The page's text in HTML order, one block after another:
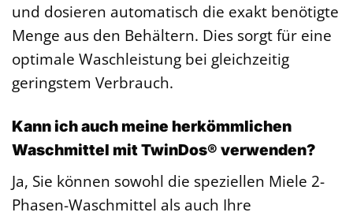
und dosieren automatisch die exakt benötigte
Menge aus den Behältern. Dies sorgt für eine
optimale Waschleistung bei gleichzeitig
geringstem Verbrauch.
Kann ich auch meine herkömmlichen
Waschmittel mit TwinDos® verwenden?
Ja, Sie können sowohl die speziellen Miele 2-
Phasen-Waschmittel als auch Ihre